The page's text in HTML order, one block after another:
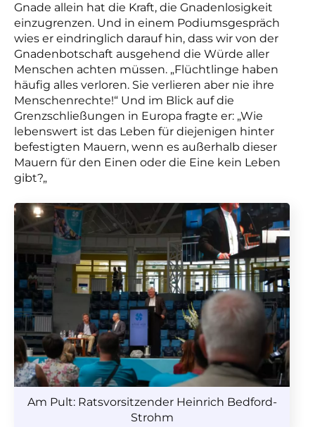
Gnade allein hat die Kraft, die Gnadenlosigkeit
einzugrenzen. Und in einem Podiumsgespräch
wies er eindringlich darauf hin, dass wir von der
Gnadenbotschaft ausgehend die Würde aller
Menschen achten müssen. „Flüchtlinge haben
häufig alles verloren. Sie verlieren aber nie ihre
Menschenrechte!“ Und im Blick auf die
Grenzschließungen in Europa fragte er: „Wie
lebenswert ist das Leben für diejenigen hinter
befestigten Mauern, wenn es außerhalb dieser
Mauern für den Einen oder die Eine kein Leben
gibt?„
Am Pult: Ratsvorsitzender Heinrich Bedford-
Strohm